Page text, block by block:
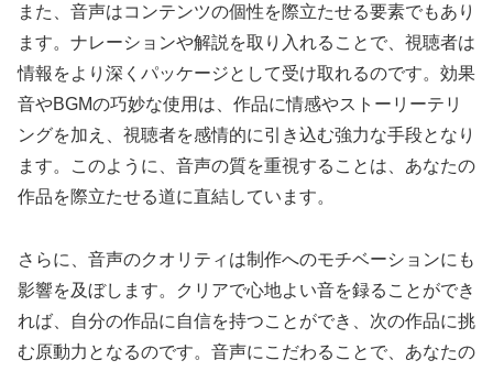
また、音声はコンテンツの個性を際立たせる要素でもあり
ます。ナレーションや解説を取り入れることで、視聴者は
情報をより深くパッケージとして受け取れるのです。効果
音やBGMの巧妙な使用は、作品に情感やストーリーテリ
ングを加え、視聴者を感情的に引き込む強力な手段となり
ます。このように、音声の質を重視することは、あなたの
作品を際立たせる道に直結しています。
さらに、音声のクオリティは制作へのモチベーションにも
影響を及ぼします。クリアで心地よい音を録ることができ
れば、自分の作品に自信を持つことができ、次の作品に挑
む原動力となるのです。音声にこだわることで、あなたの